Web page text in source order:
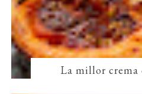
La millor crema